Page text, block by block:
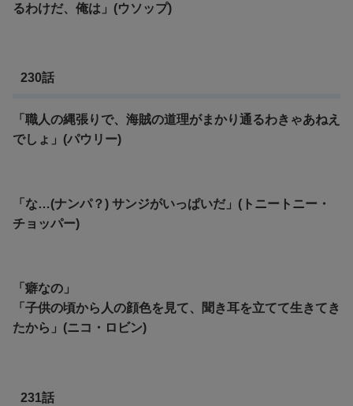
るわけだ、俺は」(ウソップ)
230話
「職人の縄張りで、海賊の道理がまかり通るわきゃあねえ
でしょ」(パウリー)
「な…(ナンパ？) サンジがいっぱいだ」(トニートニー・
チョッパー)
「癖なの」
「子供の頃から人の顔色を見て、聞き耳を立てて生きてき
たから」(ニコ・ロビン)
231話